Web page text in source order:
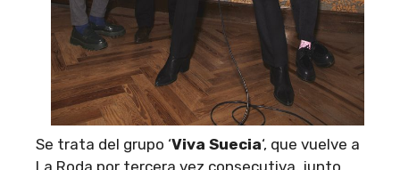
Se trata del grupo ‘Viva Suecia‘, que vuelve a
La Roda por tercera vez consecutiva, junto